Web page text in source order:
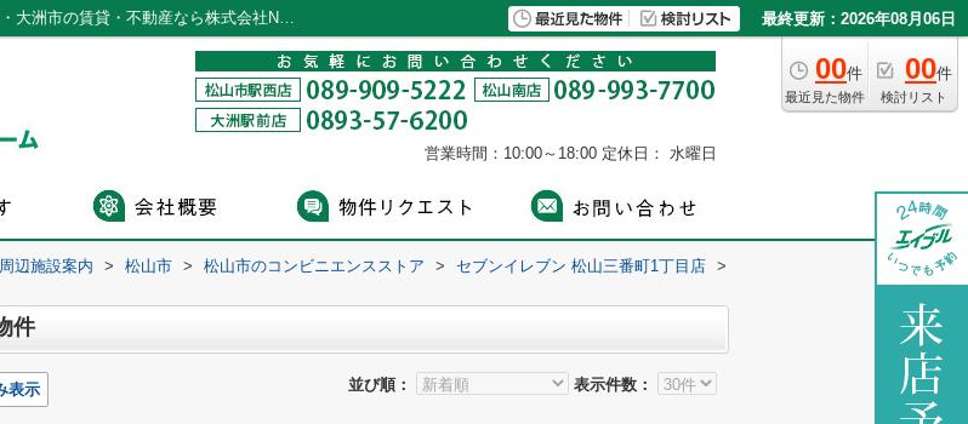
セブンイレブン 松山三番町1丁目店周辺の物件一覧｜松山市・大洲市の賃貸・不動産なら株式会社NYホーム 最終更新：2026年08月06日
00件
最近見た物件
00件
検討リスト
営業時間：10:00～18:00 定休日： 水曜日
周辺施設案内 > 松山市 > 松山市のコンビニエンスストア > セブンイレブン 松山三番町1丁目店 >
件
並び順： 表示件数：
表示